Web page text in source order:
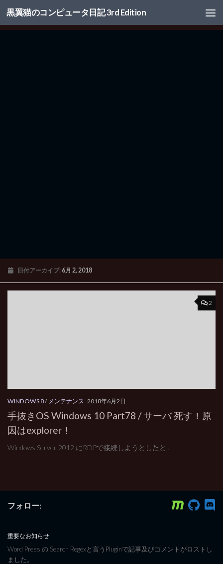
コンテンツへスキップ
黒翼猫のコンピュータ日記 3rd Edition
日付アーカイブ: 6月 2, 2018
2
WINDOWS 8/ メンテナンス 2018年6月2日
手抜きOS Windows 10 Part78 / サーバ 死す！原
因はexplorer！
Windows Server 2012 にRDPで接続しようとしたと...
フォロー:
重要なお知らせ
Word Press の Search Regexと言うPluginで記事及びコメントがロストし
ました。